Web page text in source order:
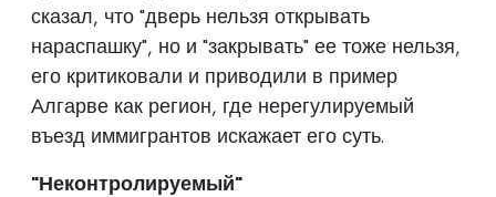
сказал, что "дверь нельзя открывать
нараспашку", но и "закрывать" ее тоже нельзя,
его критиковали и приводили в пример
Алгарве как регион, где нерегулируемый
въезд иммигрантов искажает его суть.
"Неконтролируемый"